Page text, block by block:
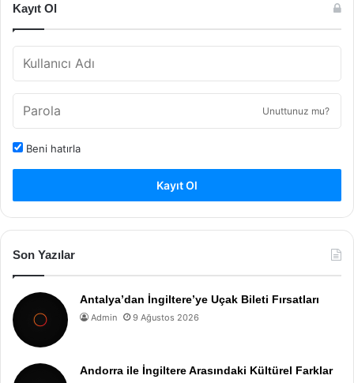
Kayıt Ol
Unuttunuz mu?
Beni hatırla
Kayıt Ol
Son Yazılar
Antalya’dan İngiltere’ye Uçak Bileti Fırsatları
Admin 9 Ağustos 2026
Andorra ile İngiltere Arasındaki Kültürel Farklar